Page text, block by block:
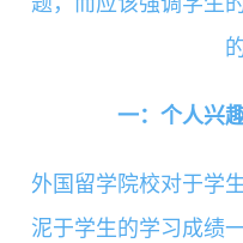
一：个人兴
外国留学院校对于学
泥于学生的学习成绩